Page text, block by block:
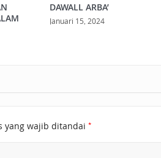
DAWALL ARBA’
Januari 15, 2024
yang wajib ditandai *